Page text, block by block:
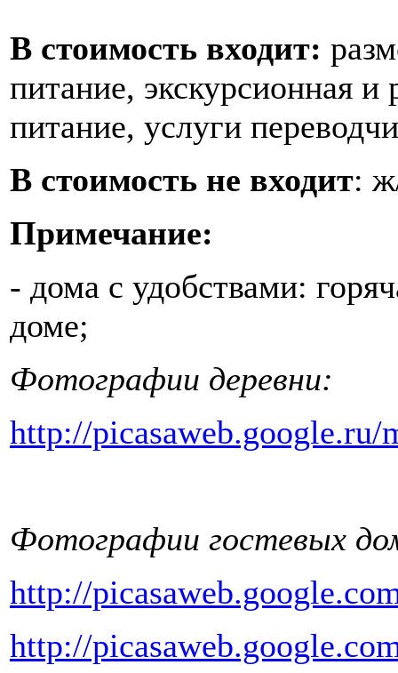
В стоимость входит:
питание, экскурсионная и
питание, услуги
В стоимость не входит:
Примечание:
- дома с удобствами:
доме;
Фотографии деревни:
http://
Фотографии гостевых
http://
http://